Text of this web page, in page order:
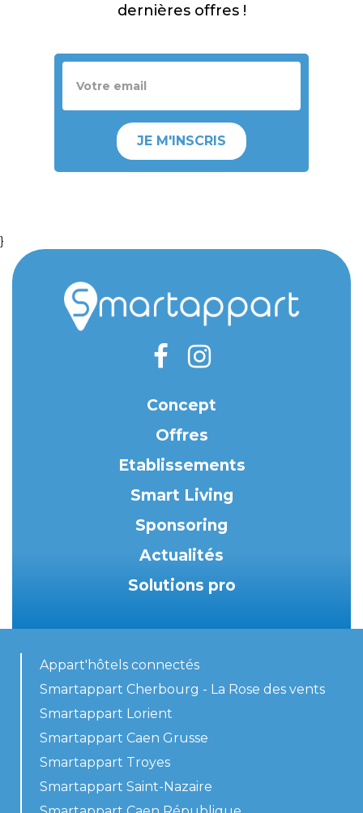
dernières offres !
JE M'INSCRIS
}
Concept
Offres
Etablissements
Smart Living
Sponsoring
Actualités
Solutions pro
Appart'hôtels connectés
Smartappart Cherbourg - La Rose des vents
Smartappart Lorient
Smartappart Caen Grusse
Smartappart Troyes
Smartappart Saint-Nazaire